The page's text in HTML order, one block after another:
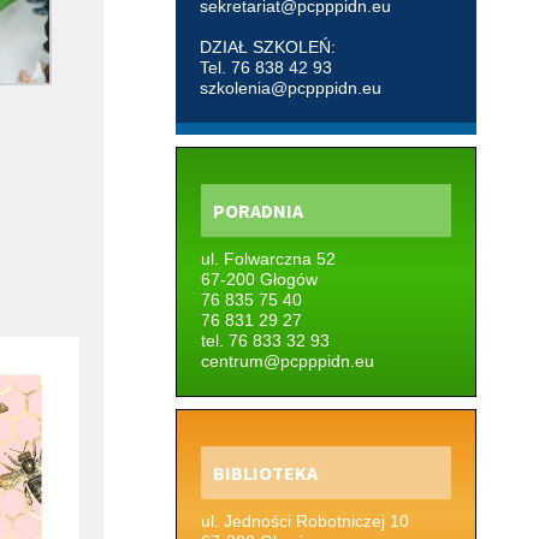
sekretariat@pcpppidn.eu
DZIAŁ SZKOLEŃ:
Tel. 76 838 42 93
szkolenia@pcpppidn.eu
PORADNIA
ul. Folwarczna 52
67-200 Głogów
76 835 75 40
76 831 29 27
tel. 76 833 32 93
centrum@pcpppidn.eu
BIBLIOTEKA
ul. Jedności Robotniczej 10